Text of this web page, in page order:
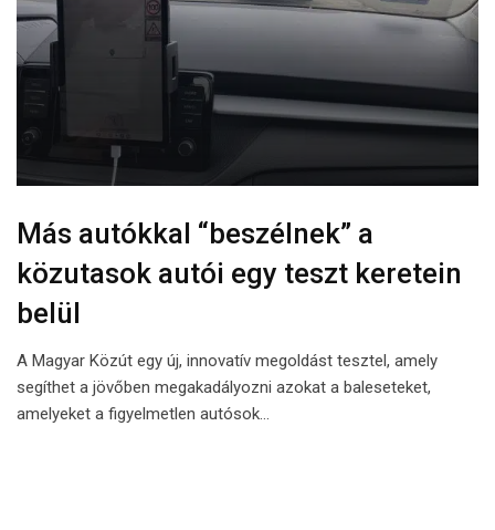
Más autókkal “beszélnek” a
közutasok autói egy teszt keretein
belül
A Magyar Közút egy új, innovatív megoldást tesztel, amely
segíthet a jövőben megakadályozni azokat a baleseteket,
amelyeket a figyelmetlen autósok…